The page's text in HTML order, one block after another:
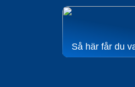
Så här får du